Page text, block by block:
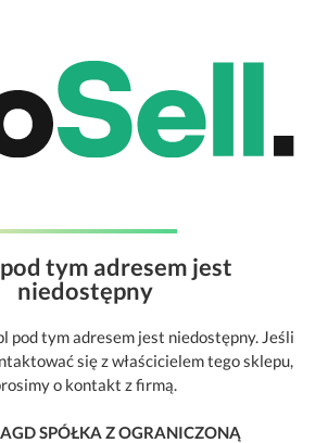
tym adresem jest
niedostępny
pod tym adresem jest niedostępny. Jeśli
się z właścicielem tego sklepu,
o kontakt z firmą.
SPÓŁKA Z OGRANICZONĄ